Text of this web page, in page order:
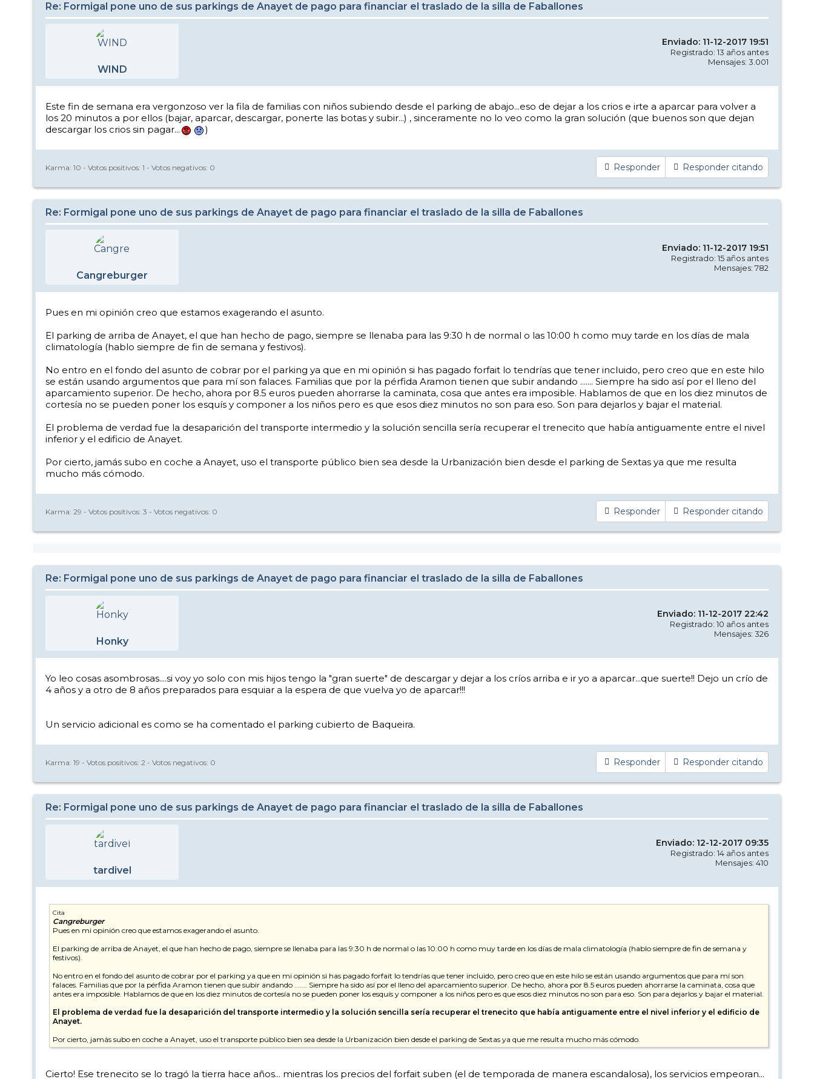
Re: Formigal pone uno de sus parkings de Anayet de pago para financiar el traslado de la silla de Faballones
WIND
Enviado: 11-12-2017 19:51
Registrado: 13 años antes
Mensajes: 3.001
Este fin de semana era vergonzoso ver la fila de familias con niños subiendo desde el parking de abajo...eso de dejar a los crios e irte a aparcar para volver a
los 20 minutos a por ellos (bajar, aparcar, descargar, ponerte las botas y subir...) , sinceramente no lo veo como la gran solución (que buenos son que dejan
descargar los crios sin pagar...
)
Responder Responder citando
Karma: 10 - Votos positivos: 1 - Votos negativos: 0
Re: Formigal pone uno de sus parkings de Anayet de pago para financiar el traslado de la silla de Faballones
Cangreburger
Enviado: 11-12-2017 19:51
Registrado: 15 años antes
Mensajes: 782
Pues en mi opinión creo que estamos exagerando el asunto.
El parking de arriba de Anayet, el que han hecho de pago, siempre se llenaba para las 9:30 h de normal o las 10:00 h como muy tarde en los días de mala
climatología (hablo siempre de fin de semana y festivos).
No entro en el fondo del asunto de cobrar por el parking ya que en mi opinión si has pagado forfait lo tendrías que tener incluido, pero creo que en este hilo
se están usando argumentos que para mí son falaces. Familias que por la pérfida Aramon tienen que subir andando ....... Siempre ha sido así por el lleno del
aparcamiento superior. De hecho, ahora por 8.5 euros pueden ahorrarse la caminata, cosa que antes era imposible. Hablamos de que en los diez minutos de
cortesía no se pueden poner los esquís y componer a los niños pero es que esos diez minutos no son para eso. Son para dejarlos y bajar el material.
El problema de verdad fue la desaparición del transporte intermedio y la solución sencilla sería recuperar el trenecito que había antiguamente entre el nivel
inferior y el edificio de Anayet.
Por cierto, jamás subo en coche a Anayet, uso el transporte público bien sea desde la Urbanización bien desde el parking de Sextas ya que me resulta
mucho más cómodo.
Responder Responder citando
Karma: 29 - Votos positivos: 3 - Votos negativos: 0
Re: Formigal pone uno de sus parkings de Anayet de pago para financiar el traslado de la silla de Faballones
Honky
Enviado: 11-12-2017 22:42
Registrado: 10 años antes
Mensajes: 326
Yo leo cosas asombrosas....si voy yo solo con mis hijos tengo la "gran suerte" de descargar y dejar a los críos arriba e ir yo a aparcar...que suerte!! Dejo un crío de
4 años y a otro de 8 años preparados para esquiar a la espera de que vuelva yo de aparcar!!!
Un servicio adicional es como se ha comentado el parking cubierto de Baqueira.
Responder Responder citando
Karma: 19 - Votos positivos: 2 - Votos negativos: 0
Re: Formigal pone uno de sus parkings de Anayet de pago para financiar el traslado de la silla de Faballones
tardivel
Enviado: 12-12-2017 09:35
Registrado: 14 años antes
Mensajes: 410
Cita
Cangreburger
Pues en mi opinión creo que estamos exagerando el asunto.
El parking de arriba de Anayet, el que han hecho de pago, siempre se llenaba para las 9:30 h de normal o las 10:00 h como muy tarde en los días de mala climatología (hablo siempre de fin de semana y
festivos).
No entro en el fondo del asunto de cobrar por el parking ya que en mi opinión si has pagado forfait lo tendrías que tener incluido, pero creo que en este hilo se están usando argumentos que para mí son
falaces. Familias que por la pérfida Aramon tienen que subir andando ....... Siempre ha sido así por el lleno del aparcamiento superior. De hecho, ahora por 8.5 euros pueden ahorrarse la caminata, cosa que
antes era imposible. Hablamos de que en los diez minutos de cortesía no se pueden poner los esquís y componer a los niños pero es que esos diez minutos no son para eso. Son para dejarlos y bajar el material.
El problema de verdad fue la desaparición del transporte intermedio y la solución sencilla sería recuperar el trenecito que había antiguamente entre el nivel inferior y el edificio de
Anayet.
Por cierto, jamás subo en coche a Anayet, uso el transporte público bien sea desde la Urbanización bien desde el parking de Sextas ya que me resulta mucho más cómodo.
Cierto! Ese trenecito se lo tragó la tierra hace años... mientras los precios del forfait suben (el de temporada de manera escandalosa), los servicios empeoran...